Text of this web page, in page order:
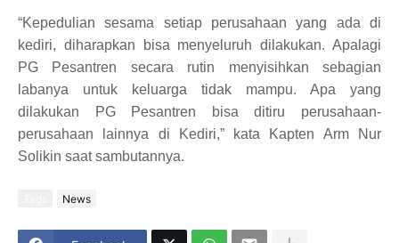
“Kepedulian sesama setiap perusahaan yang ada di
kediri, diharapkan bisa menyeluruh dilakukan. Apalagi
PG Pesantren secara rutin menyisihkan sebagian
labanya untuk keluarga tidak mampu. Apa yang
dilakukan PG Pesantren bisa ditiru perusahaan-
perusahaan lainnya di Kediri,” kata Kapten Arm Nur
Solikin saat sambutannya.
News